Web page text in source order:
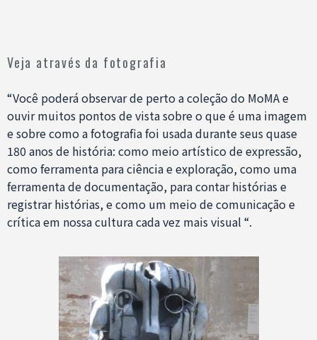
Veja através da fotografia
“Você poderá observar de perto a coleção do MoMA e
ouvir muitos pontos de vista sobre o que é uma imagem
e sobre como a fotografia foi usada durante seus quase
180 anos de história: como meio artístico de expressão,
como ferramenta para ciência e exploração, como uma
ferramenta de documentação, para contar histórias e
registrar histórias, e como um meio de comunicação e
crítica em nossa cultura cada vez mais visual “.